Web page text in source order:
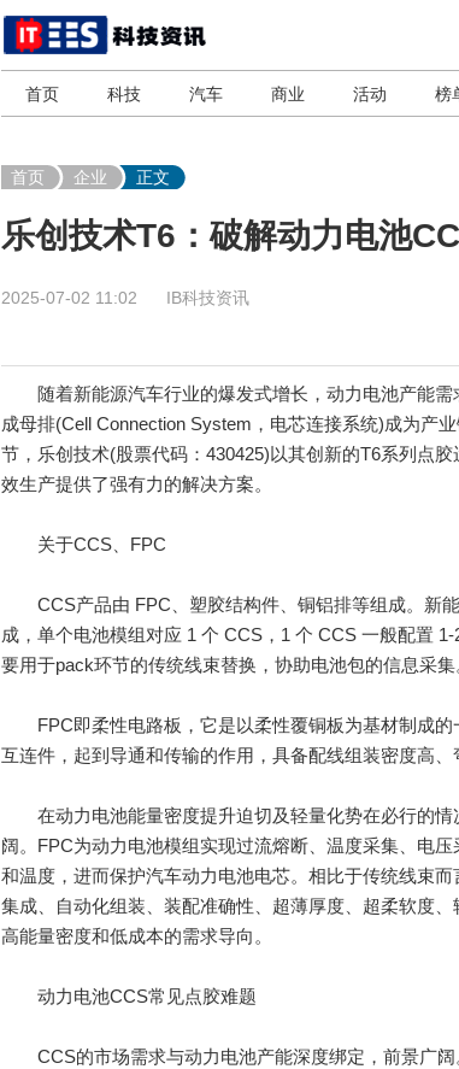
首页 科技 汽车 商业 活动 榜
首页 企业 正文
乐创技术T6：破解动力电池
2025-07-02 11:02 IB科技资讯
随着新能源汽车行业的爆发式增长，动力电池产能需
成母排(Cell Connection System，电芯连接系统)成为产
节，乐创技术(股票代码：430425)以其创新的T6系列点
效生产提供了强有力的解决方案。
关于CCS、FPC
CCS产品由 FPC、塑胶结构件、铜铝排等组成。新能
成，单个电池模组对应 1 个 CCS，1 个 CCS 一般配置
要用于pack环节的传统线束替换，协助电池包的信息采集
FPC即柔性电路板，它是以柔性覆铜板为基材制成的
互连件，起到导通和传输的作用，具备配线组装密度高、
在动力电池能量密度提升迫切及轻量化势在必行的情
阔。FPC为动力电池模组实现过流熔断、温度采集、电
和温度，进而保护汽车动力电池电芯。相比于传统线束
集成、自动化组装、装配准确性、超薄厚度、超柔软度
高能量密度和低成本的需求导向。
动力电池CCS常见点胶难题
CCS的市场需求与动力电池产能深度绑定，前景广阔